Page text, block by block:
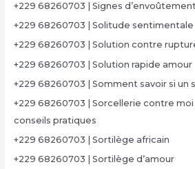
+229 68260703 | Signes
+229 68260703 | Solitude sentimentale
+229 68260703 | Solution contre
+229 68260703 | Solution rapide amour
+229 68260703 | Somment savoir si un
+229 68260703 | Sorcellerie contre
conseils pratiques
+229 68260703 | Sortilège africain
+229 68260703 | Sortilège d’amour